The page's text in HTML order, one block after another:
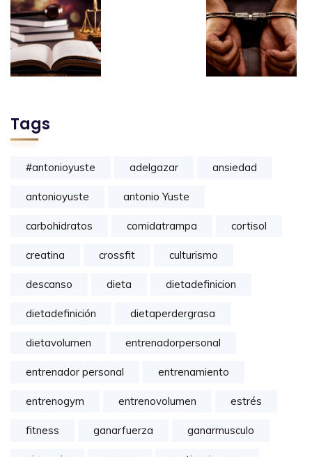
Tags
#antonioyuste adelgazar ansiedad
antonioyuste antonio Yuste
carbohidratos comidatrampa cortisol
creatina crossfit culturismo
descanso dieta dietadefinicion
dietadefinición dietaperdergrasa
dietavolumen entrenadorpersonal
entrenador personal entrenamiento
entrenogym entrenovolumen estrés
fitness ganarfuerza ganarmusculo